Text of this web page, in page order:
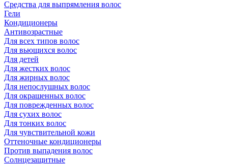
Средства для выпрямления волос
Гели
Кондиционеры
Антивозрастные
Для всех типов волос
Для вьющихся волос
Для детей
Для жестких волос
Для жирных волос
Для непослушных волос
Для окрашенных волос
Для поврежденных волос
Для сухих волос
Для тонких волос
Для чувствительной кожи
Оттеночные кондиционеры
Против выпадения волос
Солнцезащитные